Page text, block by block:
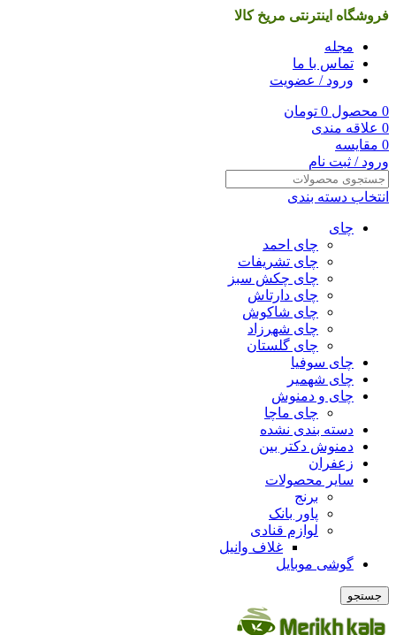
فروشگاه اینترنتی مریخ کالا
مجله
تماس با ما
ورود / عضویت
0 محصول 0 تومان
0 علاقه مندی
0 مقایسه
ورود / ثبت نام
انتخاب دسته بندی
چای
چای احمد
چای تشریفات
چای چکش سبز
چای دارتاش
چای شاکوش
چای شهرزاد
چای گلستان
چای سوفیا
چای شهمیر
چای و دمنوش
چای ماچا
دسته بندی نشده
دمنوش دکتر بین
زعفران
سایر محصولات
برنج
پاور بانک
لوازم قنادی
غلاف وانیل
گوشی موبایل
جستجو